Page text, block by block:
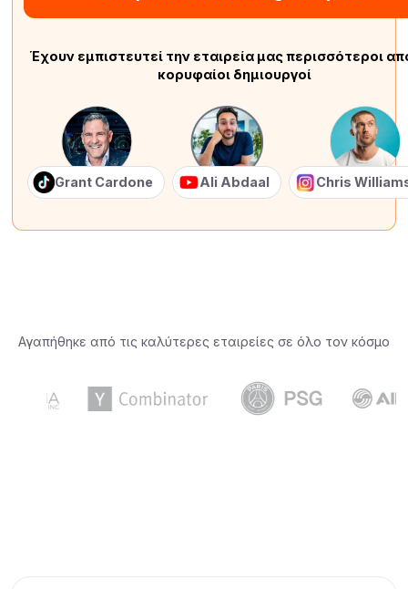
Έχουν εμπιστευτεί την εταιρεία μας περισσότεροι
κορυφαίοι δημιουργοί
Grant Cardone Ali Abdaal Chris
Αγαπήθηκε από τις καλύτερες εταιρείες σε όλο τον κόσμο